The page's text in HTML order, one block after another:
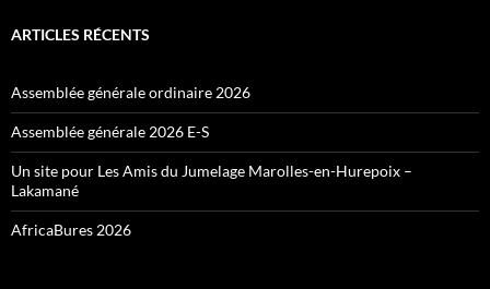
ARTICLES RÉCENTS
Assemblée générale ordinaire 2026
Assemblée générale 2026 E-S
Un site pour Les Amis du Jumelage Marolles-en-Hurepoix –
Lakamané
AfricaBures 2026